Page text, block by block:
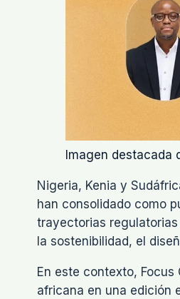
Imagen destacada
Nigeria, Kenia y
han consolidado como
trayectorias
la sostenibilidad, el
En este contexto,
africana en una edición